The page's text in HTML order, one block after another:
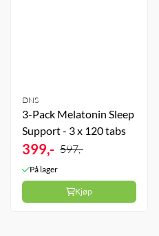
DNS
3-Pack Melatonin Sleep
Support - 3 x 120 tabs
399,- 597,-
På lager
Kjøp